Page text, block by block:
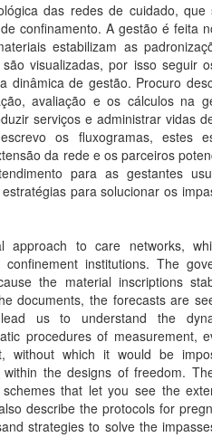
das redes de cuidado, que
confinamento. A gestão é feita
estabilizam as
visualizadas, por isso seguir
dinâmica de gestão. Procuro
avaliação e os cálculos na
serviços e administrar vidas
os fluxogramas, estes
da rede e os parceiros
para as gestantes
para solucionar os
approach to care networks,
institutions. The
the material inscriptions
documents, the forecasts are
us to understand the
procedures of measurement,
without which it would be
the designs of freedom.
that let you see the
describe the protocols for
strategies to solve the